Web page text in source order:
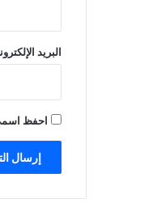
البريد
احفظ